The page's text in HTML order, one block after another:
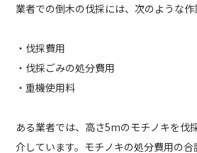
業者での倒木の伐採には、次のような作
・伐採費用
・伐採ごみの処分費用
・重機使用料
ある業者では、高さ5mのモチノキを伐
介しています。モチノキの処分費用の